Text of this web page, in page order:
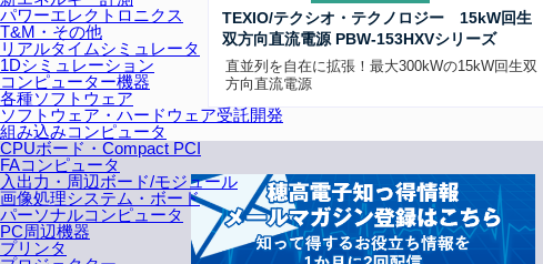
パワーエレクトロニクス
T&M・その他
リアルタイムシミュレータ
1Dシミュレーション
コンピューター機器
各種ソフトウェア
ソフトウェア・ハードウェア受託開発
組み込みコンピュータ
CPUボード・Compact PCI
FAコンピュータ
入出力・周辺ボード/モジュール
画像処理システム・ボード
パーソナルコンピュータ
PC周辺機器
プリンタ
TEXIO/テクシオ・テクノロジー 15kW回生
双方向直流電源 PBW-153HXVシリーズ
直並列を自在に拡張！最大300kWの15kW回生双
方向直流電源